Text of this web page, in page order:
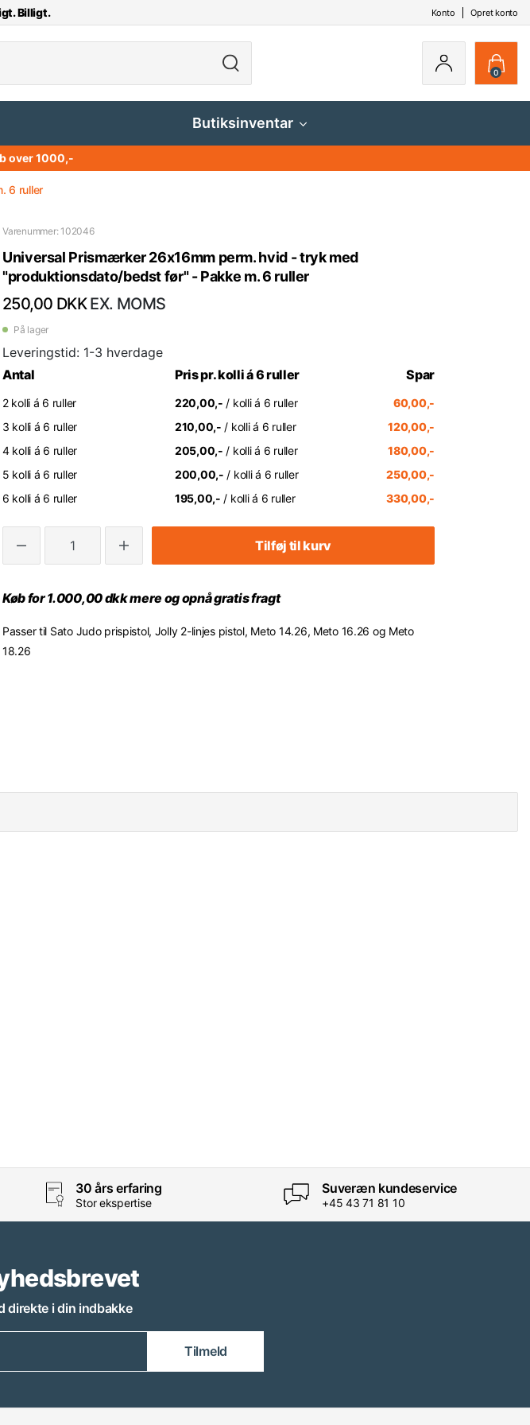
Billigt. Konto Opret konto
0
Butiksinventar
over 1000,-
6 ruller
Varenummer: 102046
Universal Prismærker 26x16mm perm. hvid - tryk med
"produktionsdato/bedst før" - Pakke m. 6 ruller
250,00 DKK EX. MOMS
På lager
Leveringstid: 1-3 hverdage
Antal
Pris pr. kolli á 6 ruller Spar
2 kolli á 6 ruller 220,00,- / kolli á 6 ruller
60,00,-
3 kolli á 6 ruller
210,00,- / kolli á 6 ruller
120,00,-
4 kolli á 6 ruller
205,00,- / kolli á 6 ruller
180,00,-
5 kolli á 6 ruller
200,00,- / kolli á 6 ruller
250,00,-
6 kolli á 6 ruller
195,00,- / kolli á 6 ruller 330,00,-
Tilføj til kurv
Køb for 1.000,00 dkk mere og opnå gratis fragt
Passer til Sato Judo prispistol, Jolly 2-linjes pistol, Meto 14.26, Meto 16.26 og Meto
18.26
30 års erfaring
Stor ekspertise
Suveræn kundeservice
+45 43 71 81 10
direkte i din indbakke
Tilmeld